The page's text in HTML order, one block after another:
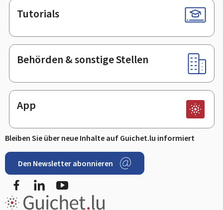
Tutorials
Behörden & sonstige Stellen
App
Bleiben Sie über neue Inhalte auf Guichet.lu informiert
Den Newsletter abonnieren
FacebookLinkedIn